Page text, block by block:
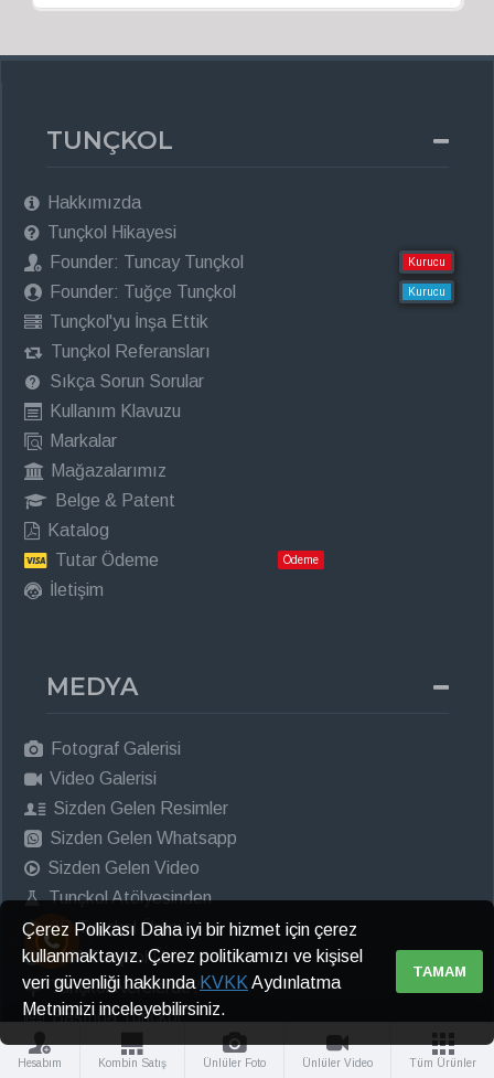
TUNÇKOL
Hakkımızda
Tunçkol Hikayesi
Founder: Tuncay Tunçkol
Kurucu
Founder: Tuğçe Tunçkol Kurucu
Tunçkol'yu İnşa Ettik
Tunçkol Referansları
Sıkça Sorun Sorular
Kullanım Klavuzu
Markalar
Mağazalarımız
Belge & Patent
Katalog
Tutar Ödeme
Ödeme
İletişim
MEDYA
Fotograf Galerisi
Video Galerisi
Sizden Gelen Resimler
Sizden Gelen Whatsapp
Sizden Gelen Video
Tunçkol Atölyesinden
3D Tunçkol Ürünü
360° Tunçkol Ürünü
Tunçkol Nerelerde?
Basında Tunçkol
Video Blog
Hesabım Kombin Satış Ünlüler Foto Ünlüler Video Tüm Ürünler
TAMAM
Çerez Polikası Daha iyi bir hizmet için çerez
kullanmaktayız. Çerez politikamızı ve kişisel
veri güvenliği hakkında KVKK Aydınlatma
Metnimizi inceleyebilirsiniz.